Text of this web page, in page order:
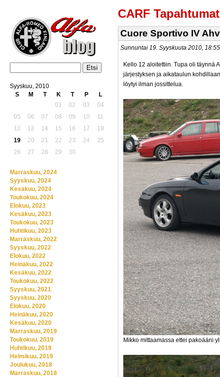
CARF Tapahtumat
Cuore Sportivo IV
Sunnuntai 19. Syyskuuta 2010,
Kello 12 aloitettiin. Tupa oli täynnä
järjestyksen ja aikataulun
löytyi ilman jossittelua.
Mikko mittaamassa ettei pakoääni
Syyskuu, 2010
S
M T K T P
L
01
02 03
04
05
06 07 08 09 10
11
12
13 14 15 16 17
18
19
20 21 22 23 24
25
26
27 28 29 30
Marraskuu, 2024
Syyskuu, 2024
Kesäkuu, 2024
Toukokuu, 2024
Elokuu, 2023
Kesäkuu, 2023
Toukokuu, 2023
Huhtikuu, 2023
Marraskuu, 2022
Syyskuu, 2022
Elokuu, 2022
Heinäkuu, 2022
Kesäkuu, 2022
Toukokuu, 2022
Syyskuu, 2021
Syyskuu, 2020
Elokuu, 2020
Heinäkuu, 2020
Kesäkuu, 2020
Marraskuu, 2019
Toukokuu, 2019
Huhtikuu, 2019
Helmikuu, 2019
Joulukuu, 2018
Marraskuu, 2018